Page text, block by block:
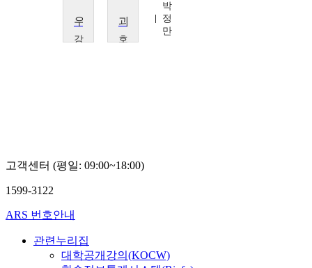
적
박
정
만
강
호
고객센터 (평일: 09:00~18:00)
1599-3122
ARS 번호안내
관련누리집
대학공개강의(KOCW)